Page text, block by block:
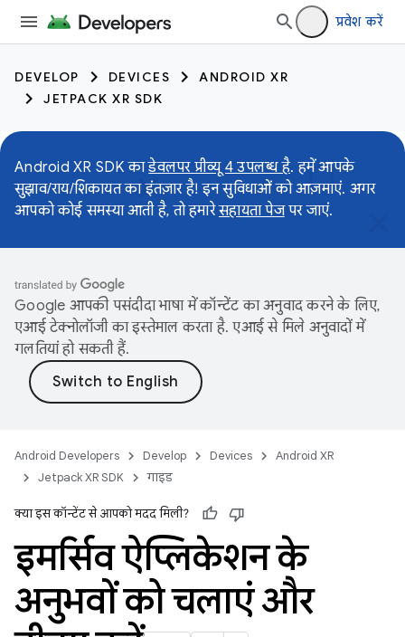
प्रवेश करें
DEVELOP DEVICES
ANDROID XR
JETPACK XR SDK
Android XR SDK काडेवलपर प्रीव्यू 4 उपलब्ध है. हमें आपके
सुझाव/राय/शिकायत का इंतज़ार है! इन सुविधाओं को आज़माएं. अगर
आपको कोई समस्या आती है, तो हमारेसहायता पेजपर जाएं.
Google आपकी पसंदीदा भाषा में कॉन्टेंट का अनुवाद करने के लिए,
एआई टेक्नोलॉजी का इस्तेमाल करता है. एआई से मिले अनुवादों में
गलतियां हो सकती हैं.
Android Developers Develop Devices
Android XR
Jetpack XR SDK
गाइड
क्या इस कॉन्टेंट से आपको मदद मिली?
इमर्सिव ऐप्लिकेशन के
अनुभवों को चलाएं और